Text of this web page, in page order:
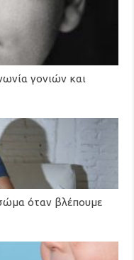
γονιών και
όταν βλέπουμε